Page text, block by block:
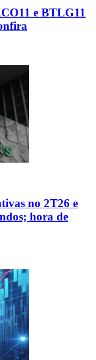
e BTLG11
no 2T26 e
hora de